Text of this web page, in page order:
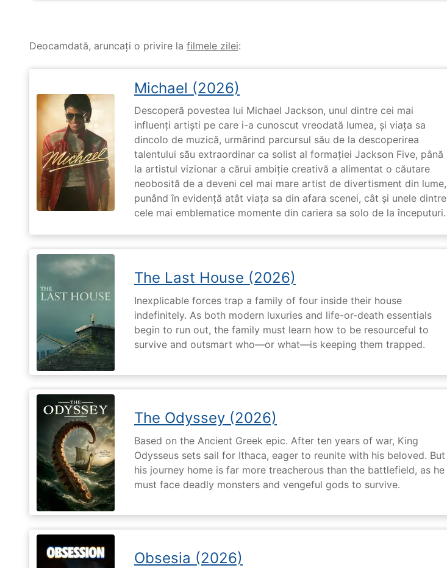
Deocamdată, aruncați o privire la filmele zilei:
Michael (2026)
Descoperă povestea lui Michael Jackson, unul dintre cei mai
influenți artiști pe care i-a cunoscut vreodată lumea, și viața sa
dincolo de muzică, urmărind parcursul său de la descoperirea
talentului său extraordinar ca solist al formației Jackson Five, până
la artistul vizionar a cărui ambiție creativă a alimentat o căutare
neobosită de a deveni cel mai mare artist de divertisment din lume,
punând în evidență atât viața sa din afara scenei, cât și unele dintre
cele mai emblematice momente din cariera sa solo de la începuturi.
The Last House (2026)
Inexplicable forces trap a family of four inside their house
indefinitely. As both modern luxuries and life-or-death essentials
begin to run out, the family must learn how to be resourceful to
survive and outsmart who—or what—is keeping them trapped.
The Odyssey (2026)
Based on the Ancient Greek epic. After ten years of war, King
Odysseus sets sail for Ithaca, eager to reunite with his beloved. But
his journey home is far more treacherous than the battlefield, as he
must face deadly monsters and vengeful gods to survive.
Obsesia (2026)